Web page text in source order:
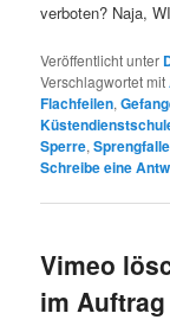
verboten? Naja,
Veröffentlicht unter
Verschlagwortet mit
Flachfeilen,
Sperre,Sprengfalle
Schreibe eine
Vimeo
im Auftrag